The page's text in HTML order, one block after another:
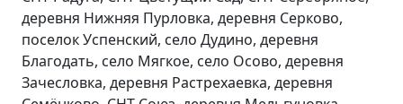
деревня Нижняя Пурловка, деревня Серково,
поселок Успенский, село Дудино, деревня
Благодать, село Мягкое, село Осово, деревня
Зачесловка, деревня Растрехаевка, деревня